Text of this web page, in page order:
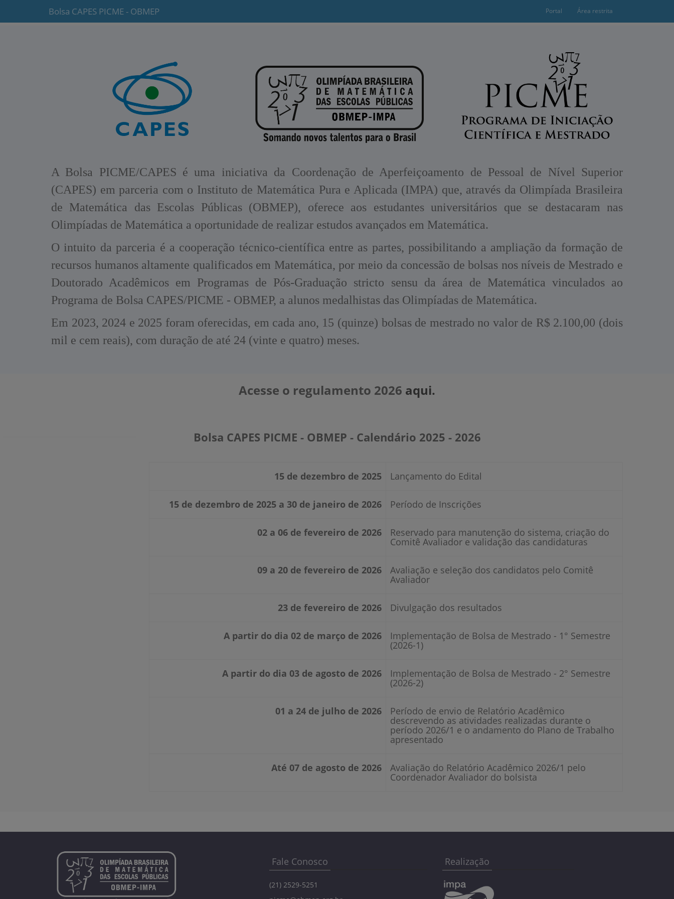
Bolsa CAPES PICME - OBMEP Portal Área restrita
A Bolsa PICME/CAPES é uma iniciativa da Coordenação de Aperfeiçoamento de Pessoal de Nível Superior
(CAPES) em parceria com o Instituto de Matemática Pura e Aplicada (IMPA) que, através da Olimpíada Brasileira
de Matemática das Escolas Públicas (OBMEP), oferece aos estudantes universitários que se destacaram nas
Olimpíadas de Matemática a oportunidade de realizar estudos avançados em Matemática.
O intuito da parceria é a cooperação técnico-científica entre as partes, possibilitando a ampliação da formação de
recursos humanos altamente qualificados em Matemática, por meio da concessão de bolsas nos níveis de Mestrado e
Doutorado Acadêmicos em Programas de Pós-Graduação stricto sensu da área de Matemática vinculados ao
Programa de Bolsa CAPES/PICME - OBMEP, a alunos medalhistas das Olimpíadas de Matemática.
Em 2023, 2024 e 2025 foram oferecidas, em cada ano, 15 (quinze) bolsas de mestrado no valor de R$ 2.100,00 (dois
mil e cem reais), com duração de até 24 (vinte e quatro) meses.
Acesse o regulamento 2026 aqui.
Bolsa CAPES PICME - OBMEP - Calendário 2025 - 2026
15 de dezembro de 2025 Lançamento do Edital
15 de dezembro de 2025 a 30 de janeiro de 2026 Período de Inscrições
02 a 06 de fevereiro de 2026 Reservado para manutenção do sistema, criação do
Comitê Avaliador e validação das candidaturas
09 a 20 de fevereiro de 2026 Avaliação e seleção dos candidatos pelo Comitê
Avaliador
23 de fevereiro de 2026 Divulgação dos resultados
A partir do dia 02 de março de 2026 Implementação de Bolsa de Mestrado - 1° Semestre
(2026-1)
A partir do dia 03 de agosto de 2026 Implementação de Bolsa de Mestrado - 2° Semestre
(2026-2)
01 a 24 de julho de 2026 Período de envio de Relatório Acadêmico
descrevendo as atividades realizadas durante o
período 2026/1 e o andamento do Plano de Trabalho
apresentado
Até 07 de agosto de 2026 Avaliação do Relatório Acadêmico 2026/1 pelo
Coordenador Avaliador do bolsista
Fale Conosco
(21) 2529-5251
Realização